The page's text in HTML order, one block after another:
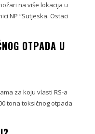
na više lokacija u
NP “Sutjeska. Ostaci
OTPADA U
za koju vlasti RS-a
tona toksičnog otpada